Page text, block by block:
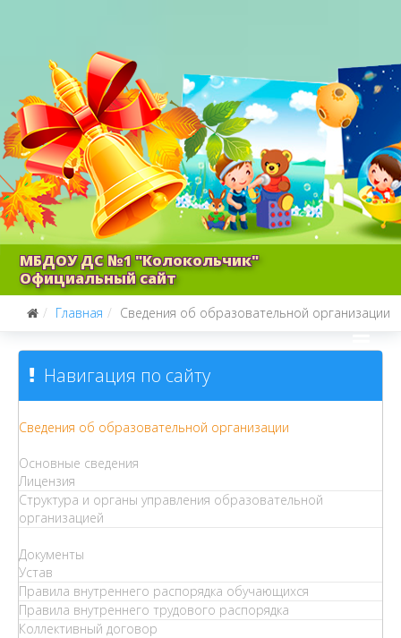
МБДОУ ДС №1 "Колокольчик"
Официальный сайт
Главная Сведения об образовательной организации
Навигация по сайту
Сведения об образовательной организации
Основные сведения
Лицензия
Структура и органы управления образовательной
организацией
Документы
Устав
Правила внутреннего распорядка обучающихся
Правила внутреннего трудового распорядка
Коллективный договор